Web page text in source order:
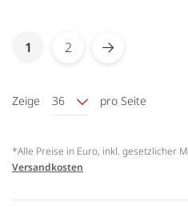
SeiteYou're currently reading
1 Seite
2 Seite
Weiter
Zeige 36 pro Seite
*Alle Preise in Euro, inkl. gesetzlicher
Versandkosten